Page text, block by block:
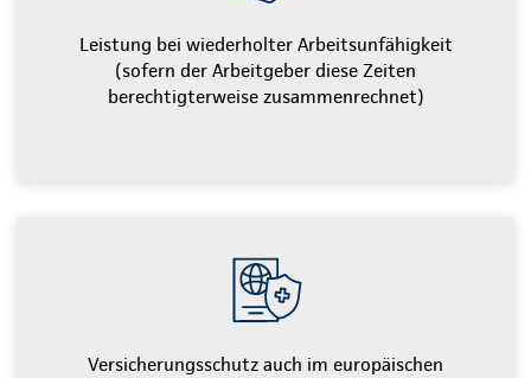
Leistung bei wiederholter Arbeitsunfähigkeit
(sofern der Arbeitgeber diese Zeiten
berechtigterweise zusammenrechnet)
Versicherungsschutz auch im europäischen